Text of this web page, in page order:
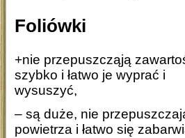
Foliówki
+nie przepuszcząją
szybko i łatwo je wyprać i
wysuszyć,
– są duże, nie
powietrza i łatwo się